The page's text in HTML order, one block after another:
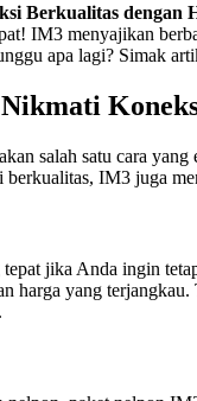
Berkualitas dengan
IM3 menyajikan
apa lagi? Simak
salah satu cara
IM3 juga
jika Anda ingin
harga yang